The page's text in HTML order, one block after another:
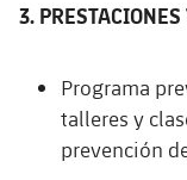
3.
Programa
talleres y
prevención